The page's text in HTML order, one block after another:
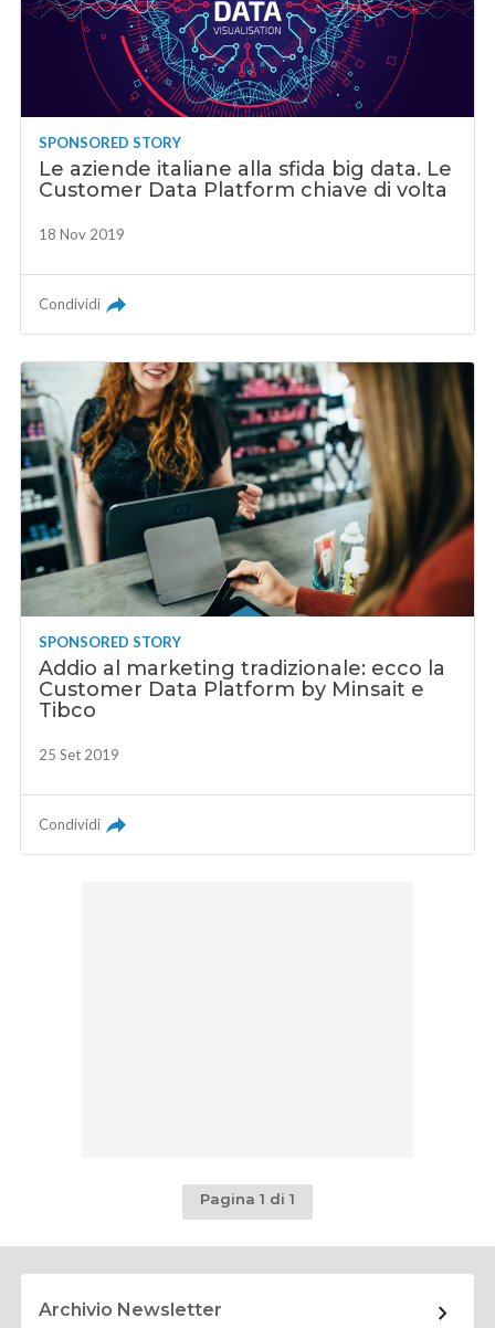
SPONSORED STORY
Le aziende italiane alla sfida big data. Le
Customer Data Platform chiave di volta
18 Nov 2019
Condividi
SPONSORED STORY
Addio al marketing tradizionale: ecco la
Customer Data Platform by Minsait e
Tibco
25 Set 2019
Condividi
Pagina 1 di 1
Archivio Newsletter